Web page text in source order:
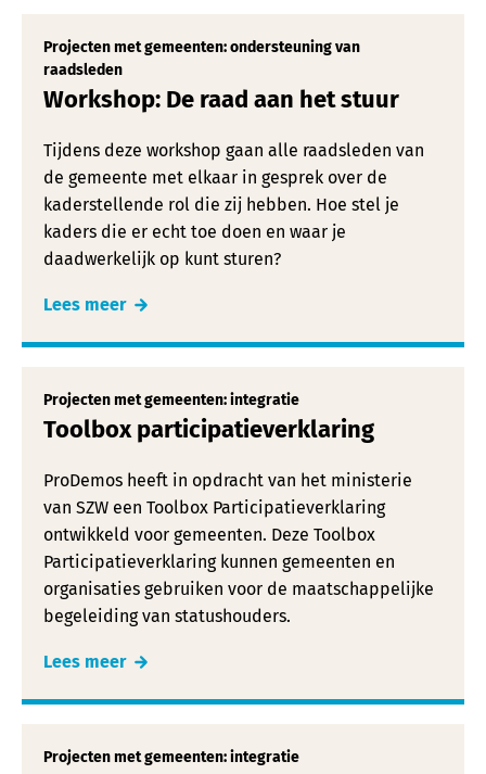
Projecten met gemeenten: ondersteuning van
raadsleden
Workshop: De raad aan het stuur
Tijdens deze workshop gaan alle raadsleden van
de gemeente met elkaar in gesprek over de
kaderstellende rol die zij hebben. Hoe stel je
kaders die er echt toe doen en waar je
daadwerkelijk op kunt sturen?
Lees meer
Projecten met gemeenten: integratie
Toolbox participatieverklaring
ProDemos heeft in opdracht van het ministerie
van SZW een Toolbox Participatieverklaring
ontwikkeld voor gemeenten. Deze Toolbox
Participatieverklaring kunnen gemeenten en
organisaties gebruiken voor de maatschappelijke
begeleiding van statushouders.
Lees meer
Projecten met gemeenten: integratie